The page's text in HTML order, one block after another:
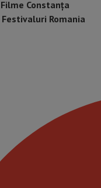
Filme Constanța
Festivaluri Romania